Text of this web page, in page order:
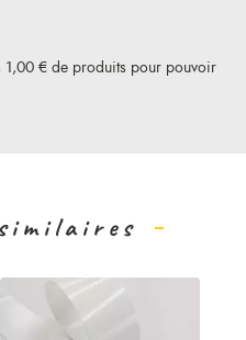
€ de produits pour pouvoir